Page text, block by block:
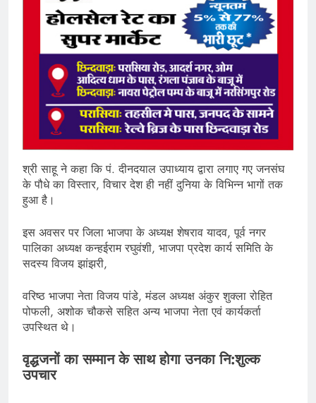
श्री साहू ने कहा कि पं. दीनदयाल उपाध्याय द्वारा लगाए गए जनसंघ
के पौधे का विस्तार, विचार देश ही नहीं दुनिया के विभिन्न भागों तक
हुआ है।
इस अवसर पर जिला भाजपा के अध्यक्ष शेषराव यादव, पूर्व नगर
पालिका अध्यक्ष कन्हईराम रघुवंशी, भाजपा प्रदेश कार्य समिति के
सदस्य विजय झांझरी,
वरिष्ठ भाजपा नेता विजय पांडे, मंडल अध्यक्ष अंकुर शुक्ला रोहित
पोफली, अशोक चौकसे सहित अन्य भाजपा नेता एवं कार्यकर्ता
उपस्थित थे।
वृद्धजनों का सम्मान के साथ होगा उनका नि:शुल्क
उपचार